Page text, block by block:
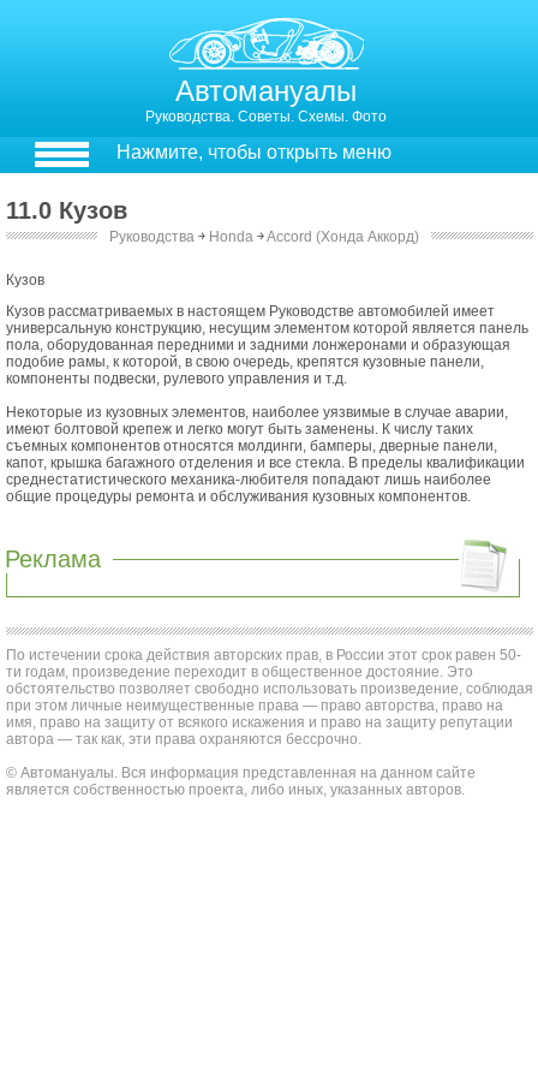
Автомануалы
Руководства. Советы. Схемы. Фото
Нажмите, чтобы открыть меню
11.0 Кузов
Руководства ￫ Honda ￫Accord (Хонда Аккорд)
Кузов
Кузов рассматриваемых в настоящем Руководстве автомобилей имеет
универсальную конструкцию, несущим элементом которой является панель
пола, оборудованная передними и задними лонжеронами и образующая
подобие рамы, к которой, в свою очередь, крепятся кузовные панели,
компоненты подвески, рулевого управления и т.д.
Некоторые из кузовных элементов, наиболее уязвимые в случае аварии,
имеют болтовой крепеж и легко могут быть заменены. К числу таких
съемных компонентов относятся молдинги, бамперы, дверные панели,
капот, крышка багажного отделения и все стекла. В пределы квалификации
среднестатистического механика-любителя попадают лишь наиболее
общие процедуры ремонта и обслуживания кузовных компонентов.
Реклама
По истечении срока действия авторских прав, в России этот срок равен 50-
ти годам, произведение переходит в общественное достояние. Это
обстоятельство позволяет свободно использовать произведение, соблюдая
при этом личные неимущественные права — право авторства, право на
имя, право на защиту от всякого искажения и право на защиту репутации
автора — так как, эти права охраняются бессрочно.
© Автомануалы. Вся информация представленная на данном сайте
является собственностью проекта, либо иных, указанных авторов.